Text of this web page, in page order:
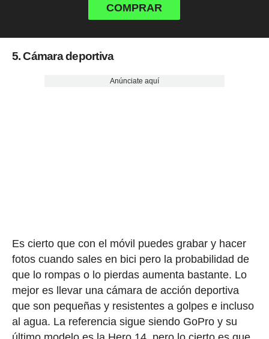
COMPRAR
5. Cámara deportiva
Anúnciate aquí
Es cierto que con el móvil puedes grabar y hacer
fotos cuando sales en bici pero la probabilidad de
que lo rompas o lo pierdas aumenta bastante. Lo
mejor es llevar una cámara de acción deportiva
que son pequeñas y resistentes a golpes e incluso
al agua. La referencia sigue siendo GoPro y su